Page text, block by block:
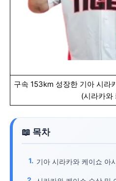
구속 153km 성장한 기아 시라
(시라카와
기아 시라카와 케이쇼 아